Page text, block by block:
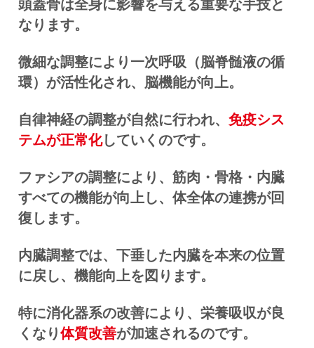
頭蓋骨は全身に影響を与える重要な手技と
なります。
微細な調整により一次呼吸（脳脊髄液の循
環）が活性化され、脳機能が向上。
自律神経の調整が自然に行われ、 免疫シス
テムが正常化していくのです。
ファシアの調整により、筋肉・骨格・内臓
すべての機能が向上し、体全体の連携が回
復します。
内臓調整では、下垂した内臓を本来の位置
に戻し、機能向上を図ります。
特に消化器系の改善により、 栄養吸収が良
くなり体質改善が加速されるのです。